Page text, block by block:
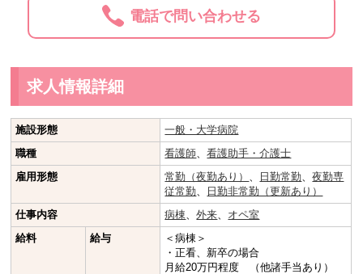
電話で問い合わせる
求人情報詳細
施設形態
一般・大学病院
職種
看護師 、看護助手・介護士
雇用形態
常勤（夜勤あり） 日勤常勤 、夜勤専
従常勤
日勤非常勤（更新あり）
仕事内容
病棟 、外来
オペ室
給料
給与
＜病棟＞
・正看、新卒の場合
月給20万円程度 （他諸手当あり）